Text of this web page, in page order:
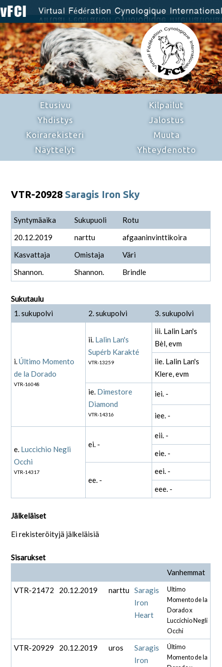
Etusivu
Yhdistys
Koirarekisteri
Näyttelyt
Kilpailut
Jalostus
Muuta
Yhteydenotto
VTR-20928 Saragis Iron Sky
Syntymäaika Sukupuoli
Rotu
20.12.2019
narttu
afgaaninvinttikoira
Kasvattaja
Omistaja
Väri
Shannon.
Shannon. Brindle
Sukutaulu
1. sukupolvi
2. sukupolvi 3. sukupolvi
i.Último Momento
de la Dorado
VTR-16048
ii. Lalin Lan's
Supérb Karakté
VTR-13259
iii. Lalin Lan's
Bèl, evm
iie. Lalin Lan's
Klere, evm
ie. Dimestore
Diamond
VTR-14316
iei. -
iee. -
e. Luccichio Negli
Occhi
VTR-14317
ei. -
eii. -
eie. -
ee. -
eei. -
eee. -
Jälkeläiset
Ei rekisteröityjä jälkeläisiä
Sisarukset
Vanhemmat
VTR-21472
20.12.2019 narttu Saragis
Iron
Heart
Ultimo
Momento de la
Dorado x
Luccichio Negli
Occhi
VTR-20929 20.12.2019 uros
Saragis
Iron
Último
Momento de la